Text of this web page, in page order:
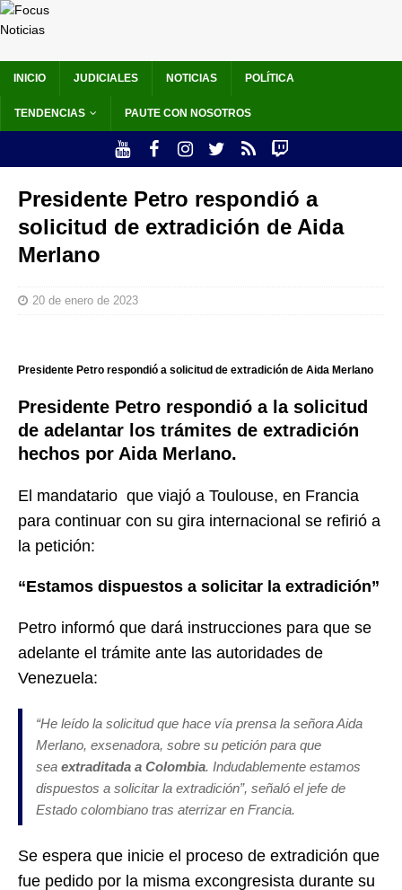
INICIO JUDICIALES NOTICIAS POLÍTICA
TENDENCIAS PAUTE CON NOSOTROS
Presidente Petro respondió a
solicitud de extradición de Aida
Merlano
20 de enero de 2023
Presidente Petro respondió a solicitud de extradición de Aida Merlano
Presidente Petro respondió a la solicitud
de adelantar los trámites de extradición
hechos por Aida Merlano.
El mandatario que viajó a Toulouse, en Francia
para continuar con su gira internacional se refirió a
la petición:
“Estamos dispuestos a solicitar la extradición”
Petro informó que dará instrucciones para que se
adelante el trámite ante las autoridades de
Venezuela:
“He leído la solicitud que hace vía prensa la señora Aida
Merlano, exsenadora, sobre su petición para que
sea extraditada a Colombia. Indudablemente estamos
dispuestos a solicitar la extradición”, señaló el jefe de
Estado colombiano tras aterrizar en Francia.
Se espera que inicie el proceso de extradición que
fue pedido por la misma excongresista durante su